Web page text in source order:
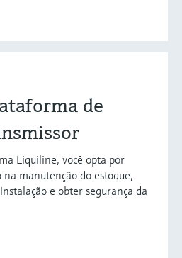
de
Liquiline, você opta por
manutenção do estoque,
e obter segurança da